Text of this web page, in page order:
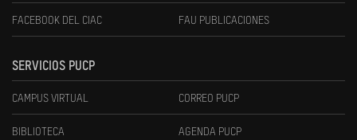
FACEBOOK DEL CIAC FAU PUBLICACIONES
SERVICIOS PUCP
CAMPUS VIRTUAL CORREO PUCP
BIBLIOTECA AGENDA PUCP